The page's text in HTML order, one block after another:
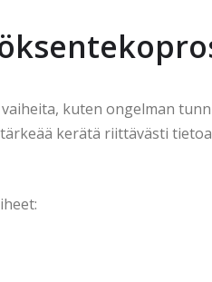
kuten ongelman
kerätä riittävästi